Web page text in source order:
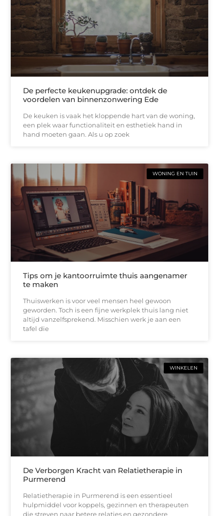
De perfecte keukenupgrade: ontdek de
voordelen van binnenzonwering Ede
De keuken is vaak het kloppende hart van de woning,
een plek waar functionaliteit en esthetiek hand in
hand moeten gaan. Als u op zoek
WONING EN TUIN
Tips om je kantoorruimte thuis aangenamer
te maken
Thuiswerken is voor veel mensen heel gewoon
geworden. Toch is een fijne werkplek thuis lang niet
altijd vanzelfsprekend. Misschien werk je aan een
tafel die
WINKELEN
De Verborgen Kracht van Relatietherapie in
Purmerend
Relatietherapie in Purmerend is een essentieel
hulpmiddel voor koppels, gezinnen en therapeuten
die streven naar betere relaties en gezondere